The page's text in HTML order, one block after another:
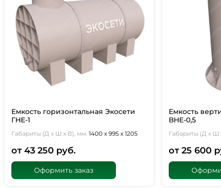
Емкость горизонтальная Экосети
ГНЕ-1
Габариты (Д х Ш х В), мм: 1400 х 995 х 1205
от 43 250 руб.
Оформить заказ
Емкость
ВНЕ-0,5
Габариты (Д х Ш
от 25 600